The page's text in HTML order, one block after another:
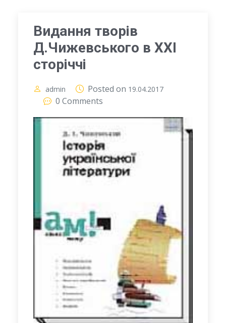
Видання творів
Д.Чижевського в ХХІ
сторіччі
admin Posted on 19.04.2017
0 Comments